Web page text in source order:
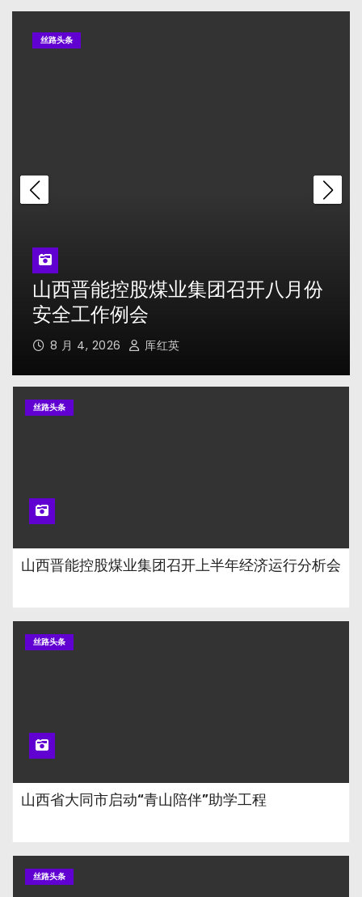
丝路头条
山西晋能控股煤业集团召开八月份
安全工作例会
8 月 4, 2026 厍红英
丝路头条
山西晋能控股煤业集团召开上半年经济运行分析会
丝路头条
山西省大同市启动“青山陪伴”助学工程
丝路头条